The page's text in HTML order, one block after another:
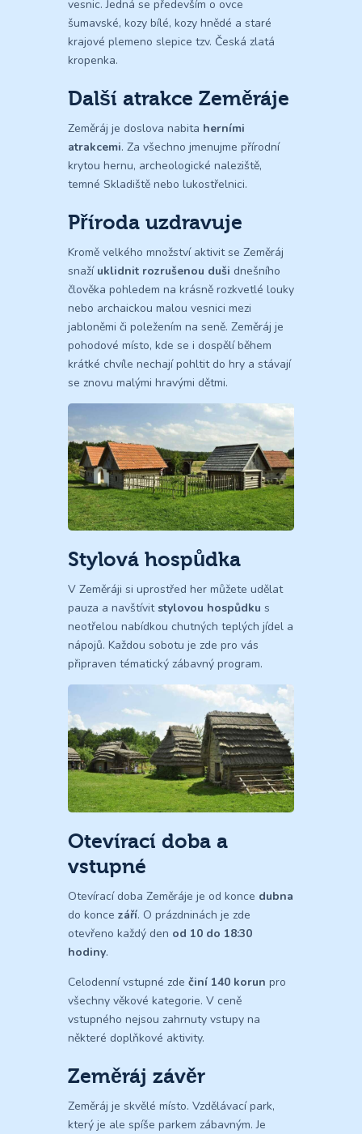
vesnic. Jedná se především o ovce
šumavské, kozy bílé, kozy hnědé a staré
krajové plemeno slepice tzv. Česká zlatá
kropenka.
Další atrakce Zeměráje
Zeměráj je doslova nabita herními
atrakcemi. Za všechno jmenujme přírodní
krytou hernu, archeologické naleziště,
temné Skladiště nebo lukostřelnici.
Příroda uzdravuje
Kromě velkého množství aktivit se Zeměráj
snaží uklidnit rozrušenou duši dnešního
člověka pohledem na krásně rozkvetlé louky
nebo archaickou malou vesnici mezi
jabloněmi či poležením na seně. Zeměráj je
pohodové místo, kde se i dospělí během
krátké chvíle nechají pohltit do hry a stávají
se znovu malými hravými dětmi.
Stylová hospůdka
V Zeměráji si uprostřed her můžete udělat
pauza a navštívit stylovou hospůdku s
neotřelou nabídkou chutných teplých jídel a
nápojů. Každou sobotu je zde pro vás
připraven tématický zábavný program.
Otevírací doba a
vstupné
Otevírací doba Zeměráje je od konce dubna
do konce září. O prázdninách je zde
otevřeno každý den od 10 do 18:30
hodiny.
Celodenní vstupné zde činí 140 korun pro
všechny věkové kategorie. V ceně
vstupného nejsou zahrnuty vstupy na
některé doplňkové aktivity.
Zeměráj závěr
Zeměráj je skvělé místo. Vzdělávací park,
který je ale spíše parkem zábavným. Je